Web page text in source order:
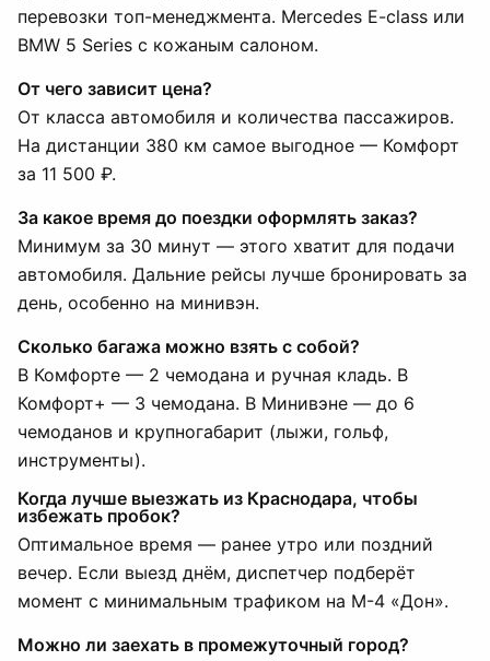
перевозки топ-менеджмента. Mercedes E-class или
BMW 5 Series с кожаным салоном.
От чего зависит цена?
От класса автомобиля и количества пассажиров.
На дистанции 380 км самое выгодное — Комфорт
за 11 500 ₽.
За какое время до поездки оформлять заказ?
Минимум за 30 минут — этого хватит для подачи
автомобиля. Дальние рейсы лучше бронировать за
день, особенно на минивэн.
Сколько багажа можно взять с собой?
В Комфорте — 2 чемодана и ручная кладь. В
Комфорт+ — 3 чемодана. В Минивэне — до 6
чемоданов и крупногабарит (лыжи, гольф,
инструменты).
Когда лучше выезжать из Краснодара, чтобы
избежать пробок?
Оптимальное время — ранее утро или поздний
вечер. Если выезд днём, диспетчер подберёт
момент с минимальным трафиком на М-4 «Дон».
Можно ли заехать в промежуточный город?